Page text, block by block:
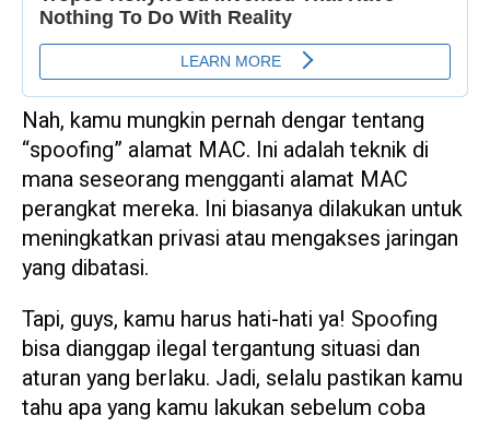
Nah, kamu mungkin pernah dengar tentang
“spoofing” alamat MAC. Ini adalah teknik di
mana seseorang mengganti alamat MAC
perangkat mereka. Ini biasanya dilakukan untuk
meningkatkan privasi atau mengakses jaringan
yang dibatasi.
Tapi, guys, kamu harus hati-hati ya! Spoofing
bisa dianggap ilegal tergantung situasi dan
aturan yang berlaku. Jadi, selalu pastikan kamu
tahu apa yang kamu lakukan sebelum coba